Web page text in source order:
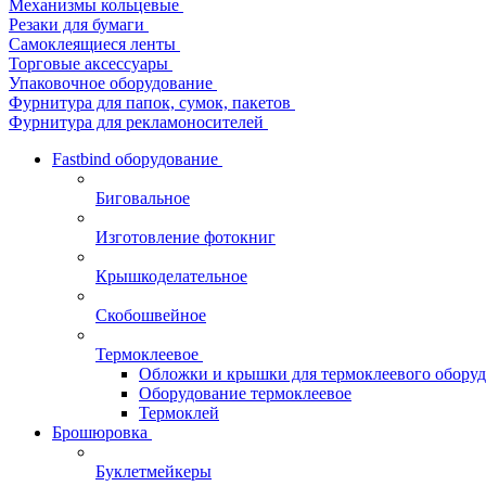
Механизмы кольцевые
Резаки для бумаги
Самоклеящиеся ленты
Торговые аксессуары
Упаковочное оборудование
Фурнитура для папок, сумок, пакетов
Фурнитура для рекламоносителей
Fastbind оборудование
Биговальное
Изготовление фотокниг
Крышкоделательное
Скобошвейное
Термоклеевое
Обложки и крышки для термоклеевого
Оборудование термоклеевое
Термоклей
Брошюровка
Буклетмейкеры